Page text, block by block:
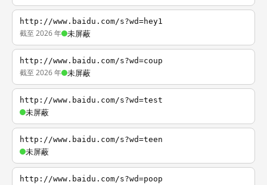
http://www.baidu.com/s?wd=hey1
截至 2026 年 未屏蔽
http://www.baidu.com/s?wd=coup
截至 2026 年 未屏蔽
http://www.baidu.com/s?wd=test
未屏蔽
http://www.baidu.com/s?wd=teen
未屏蔽
http://www.baidu.com/s?wd=poop